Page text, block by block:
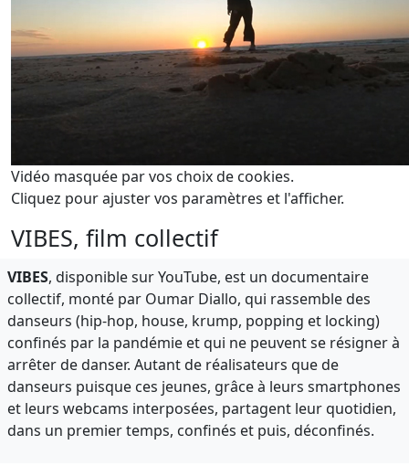
Vidéo masquée par vos choix de cookies.
Cliquez pour ajuster vos paramètres et l'afficher.
VIBES, film collectif
VIBES, disponible sur YouTube, est un documentaire
collectif, monté par Oumar Diallo, qui rassemble des
danseurs (hip-hop, house, krump, popping et locking)
confinés par la pandémie et qui ne peuvent se résigner à
arrêter de danser. Autant de réalisateurs que de
danseurs puisque ces jeunes, grâce à leurs smartphones
et leurs webcams interposées, partagent leur quotidien,
dans un premier temps, confinés et puis, déconfinés.